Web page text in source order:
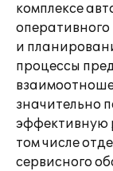
комплексе
оперативного
и
процессы
значительно
эффективную
том числе
сервисного